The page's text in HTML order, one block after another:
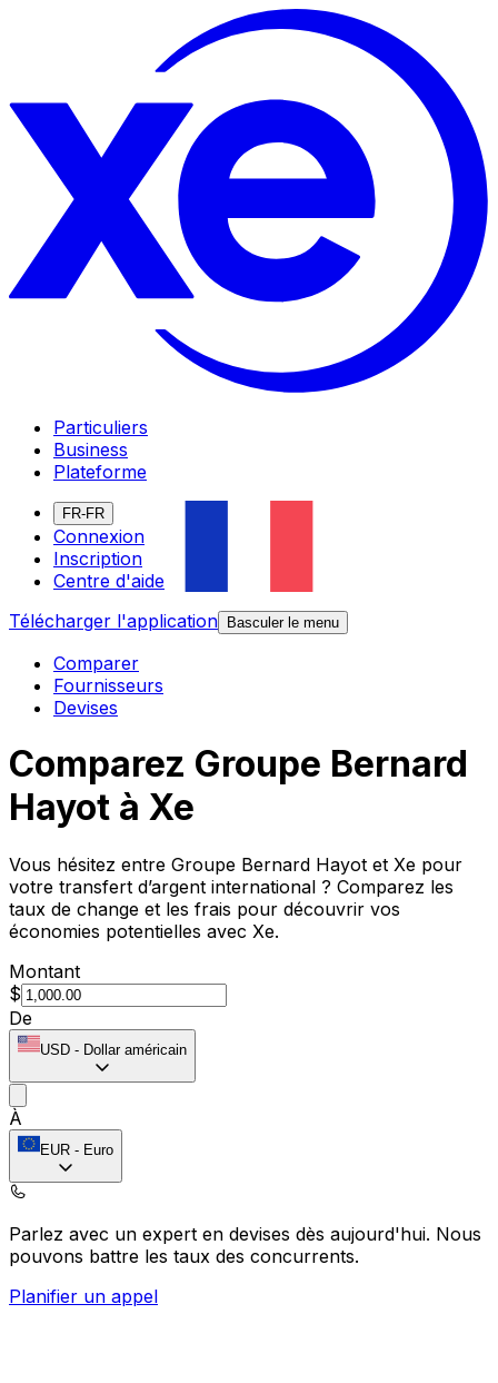
Particuliers
Business
Plateforme
FR-FR
Connexion
Inscription
Centre d'aide
Télécharger l'application
Basculer le menu
Comparer
Fournisseurs
Devises
Comparez Groupe Bernard
Hayot à Xe
Vous hésitez entre Groupe Bernard Hayot et Xe pour
votre transfert d’argent international ? Comparez les
taux de change et les frais pour découvrir vos
économies potentielles avec Xe.
Montant
$
De
USD - Dollar américain
À
EUR - Euro
Parlez avec un expert en devises dès aujourd'hui. Nous
pouvons battre les taux des concurrents.
Planifier un appel